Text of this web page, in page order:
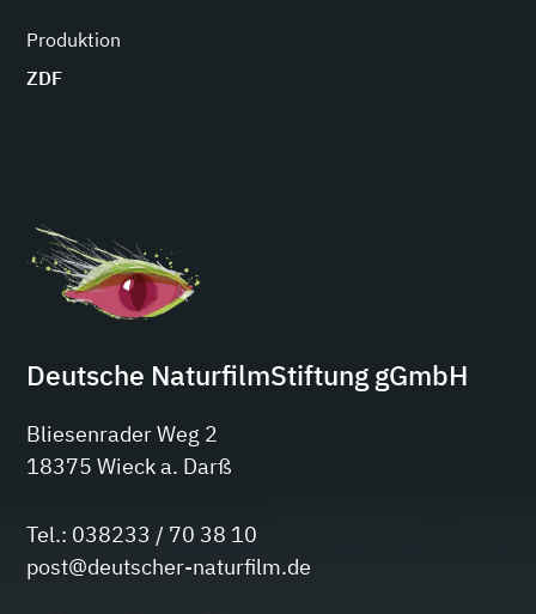
Produktion
ZDF
Deutsche NaturfilmStiftung gGmbH
Bliesenrader Weg 2
18375 Wieck a. Darß
Tel.: 038233 / 70 38 10
post@deutscher-naturfilm.de